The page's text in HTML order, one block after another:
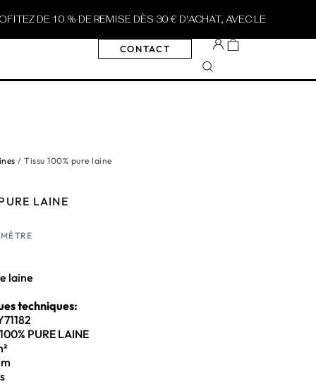
10 % DE REMISE DÈS 30 € D'ACHAT, AVEC LE CODE
CONTACT
/ Tissu 100% pure laine
LAINE
laine
techniques:
PURE LAINE